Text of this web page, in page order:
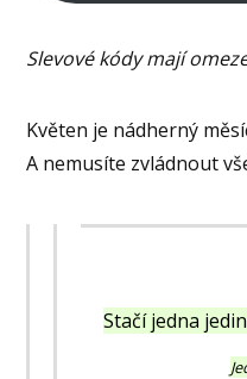
Slevové kódy mají
Květen je nádherný
A nemusíte zvládnout
Stačí jedna